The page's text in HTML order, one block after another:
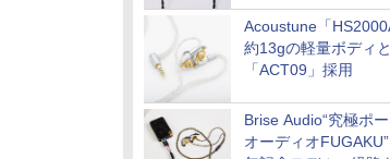
Acoustune「
約13gの軽量ボディ
「ACT09」採用
Brise Audio“究極ポ
オーディオ